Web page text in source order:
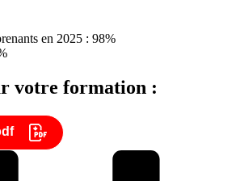
en 2025 : 98%
votre formation :